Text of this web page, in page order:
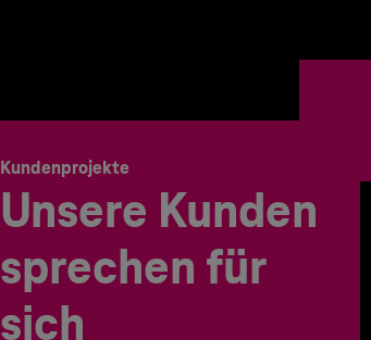
Kundenprojekte
Unsere Kunden
sprechen für
sich